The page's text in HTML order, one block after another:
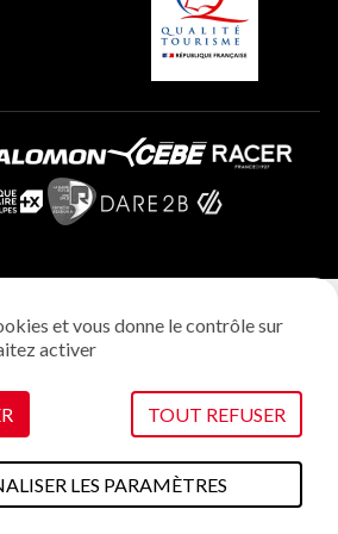
et vous donne le contrôle sur
activer
TOUT REFUSER
LES PARAMÈTRES